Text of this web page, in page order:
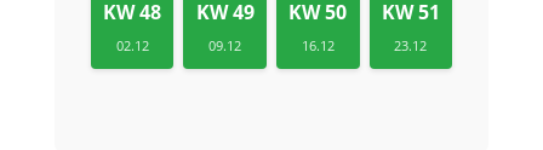
KW 48
02.12
KW 49
09.12
KW 50
16.12
KW 51
23.12